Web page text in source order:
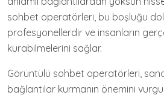
sohbet operatörleri, bu boşluğu
profesyonellerdir ve insanların
kurabilmelerini sağlar.
Görüntülü sohbet operatörleri,
bağlantılar kurmanın önemini